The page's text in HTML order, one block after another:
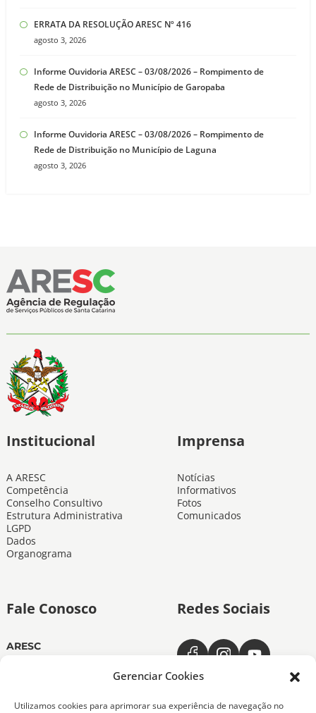
Gerenciar Cookies
Utilizamos cookies para aprimorar sua experiência de navegação no
ERRATA DA RESOLUÇÃO ARESC Nº 416
agosto 3, 2026
Informe Ouvidoria ARESC – 03/08/2026 – Rompimento de
Rede de Distribuição no Município de Garopaba
agosto 3, 2026
Informe Ouvidoria ARESC – 03/08/2026 – Rompimento de
Rede de Distribuição no Município de Laguna
agosto 3, 2026
Institucional
A ARESC
Competência
Conselho Consultivo
Estrutura Administrativa
LGPD
Dados
Organograma
Imprensa
Notícias
Informativos
Fotos
Comunicados
Fale Conosco
ARESC
ARESC Ouvidoria
Redes Sociais